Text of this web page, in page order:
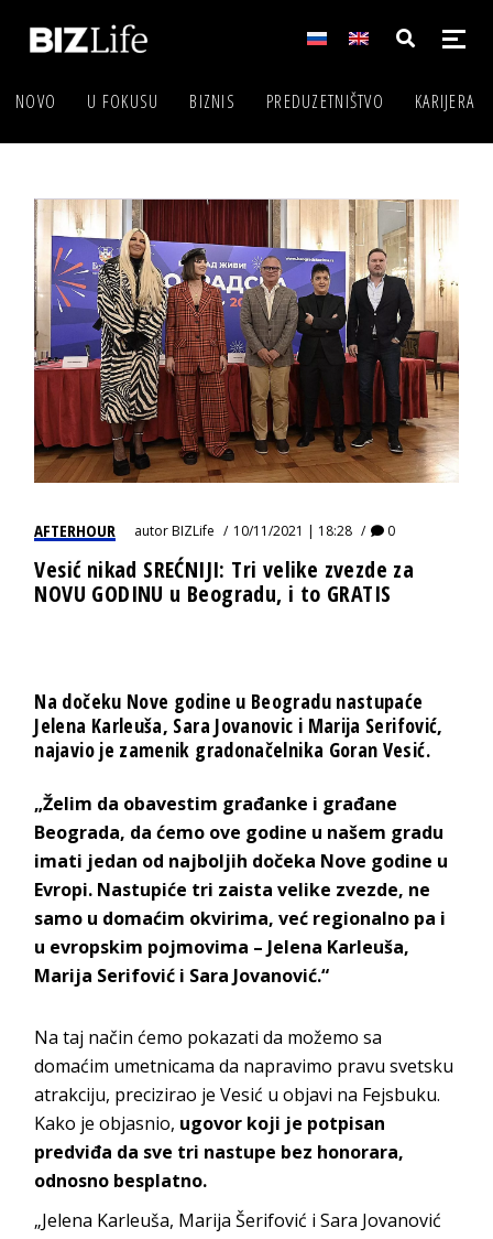
NOVO U FOKUSU BIZNIS PREDUZETNIŠTVO KARIJERA
AFTERHOUR autorBIZLife 10/11/2021 | 18:28 0
Vesić nikad SREĆNIJI: Tri velike zvezde za
NOVU GODINU u Beogradu, i to GRATIS
Na dočeku Nove godine u Beogradu nastupaće
Jelena Karleuša, Sara Jovanovic i Marija Serifović,
najavio je zamenik gradonačelnika Goran Vesić.
„Želim da obavestim građanke i građane
Beograda, da ćemo ove godine u našem gradu
imati jedan od najboljih dočeka Nove godine u
Evropi. Nastupiće tri zaista velike zvezde, ne
samo u domaćim okvirima, već regionalno pa i
u evropskim pojmovima – Jelena Karleuša,
Marija Serifović i Sara Jovanović.“
Na taj način ćemo pokazati da možemo sa
domaćim umetnicama da napravimo pravu svetsku
atrakciju, precizirao je Vesić u objavi na Fejsbuku.
Kako je objasnio, ugovor koji je potpisan
predviđa da sve tri nastupe bez honorara,
odnosno besplatno.
„Jelena Karleuša, Marija Šerifović i Sara Jovanović